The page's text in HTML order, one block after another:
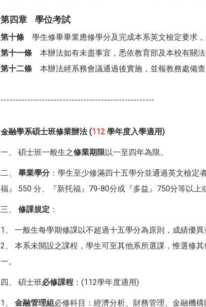
第四章 學位考試
第十條 學生修畢畢業應修學分及完成本系英文檢定要求
第十一條 本辦法如有未盡事宜，悉依教育部及本校有關
第十二條 本辦法經系務會議通過後實施，並報教務處備查
----------------------------------------------------
金融學系碩士班修業辦法 (112 學年度入學適用)
一、 碩士班一般生之修業期限以一至四年為限。
二、 畢業學分：學生至少修滿四十五學分並通過英文檢定
福』 550 分、『新托福』79-80分或『多益』750分等以上
三、 修課規定 ：
1、 一般生每學期修課以不超過十五學分為原則，成績優
2、 本系未開設之課程，學生可至其他系所選課，惟選修
一。
四、 碩士班必修課程 ：(112學年度適用)
1、 金融管理組必修科目：經濟分析、財務管理、金融機